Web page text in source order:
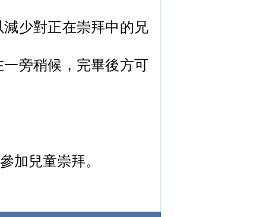
少對正在崇拜中的兄
旁稍候，完畢後方可
加兒童崇拜。